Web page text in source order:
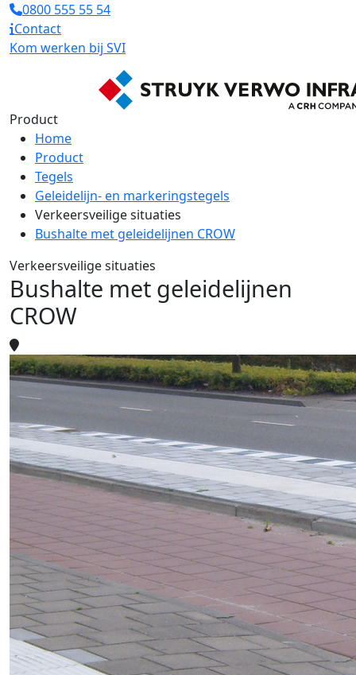
0800 555 55 54
Contact
Kom werken bij SVI
Product
Home
Product
Tegels
Geleidelijn- en markeringstegels
Verkeersveilige situaties
Bushalte met geleidelijnen CROW
Verkeersveilige situaties
Bushalte met geleidelijnen
CROW